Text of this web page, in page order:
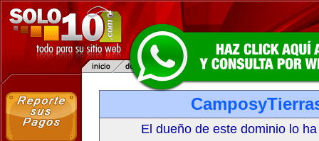
El dueño de este dominio lo